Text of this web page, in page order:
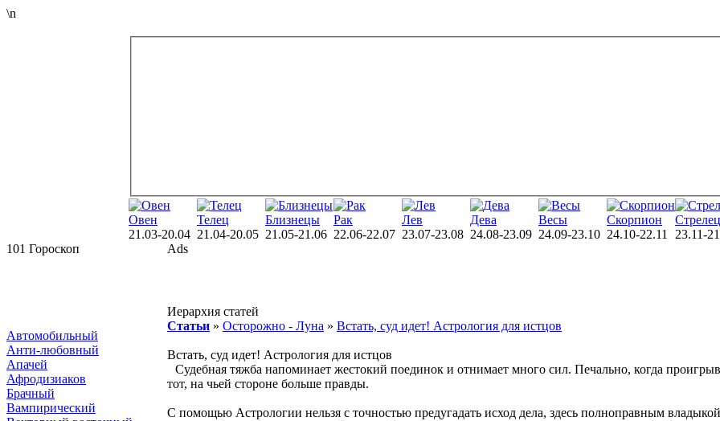
\n
Овен
21.03-20.04
Телец
21.04-20.05
Близнецы
21.05-21.06
Рак
22.06-22.07
Лев
23.07-23.08
Дева
24.08-23.09
Весы
24.09-23.10
Скорпион
24.10-22.11
Стрелец
23.11-
101 Гороскоп
Автомобильный
Анти-любовный
Апачей
Афродизиаков
Брачный
Вампирический
Ads
Иерархия статей
Статьи » Осторожно - Луна » Встать, суд идет! Астрология для истцов
Встать, суд идет! Астрология для истцов
Судебная тяжба напоминает жестокий поединок и отнимает много сил. Печально, когда
тот, на чьей стороне больше правды.
С помощью Астрологии нельзя с точностью предугадать исход дела, здесь полноправным владыкой